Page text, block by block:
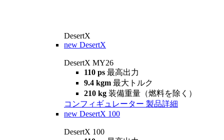
DesertX
new DesertX
DesertX MY26
110 ps 最高出力
9.4 kgm 最大トルク
210 kg 装備重量（燃料を除く）
コンフィギュレーター 製品詳細
new DesertX 100
DesertX 100